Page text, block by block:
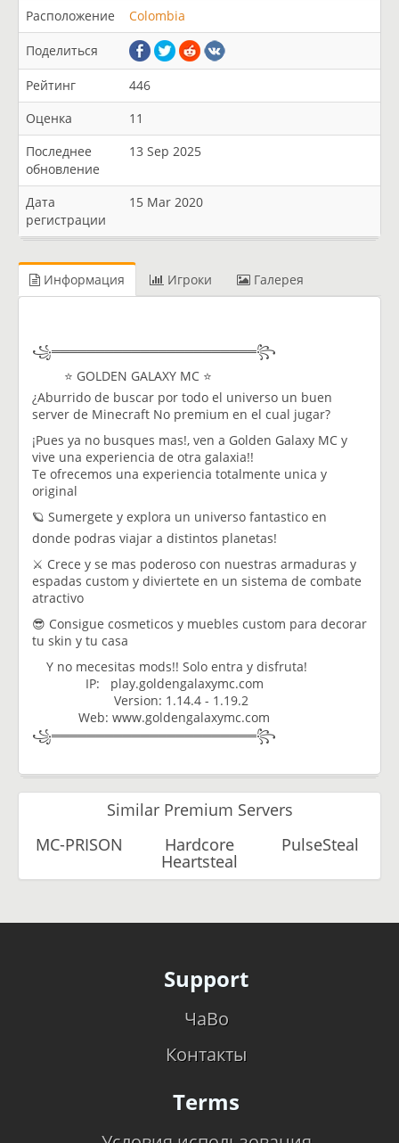
Расположение Colombia
Поделиться
Рейтинг
446
Оценка
11
Последнее
обновление
13 Sep 2025
Дата
регистрации
15 Mar 2020
Информация Игроки Галерея
꧁═══════════════════════꧂
⭐ GOLDEN GALAXY MC ⭐
¿Aburrido de buscar por todo el universo un buen
server de Minecraft No premium en el cual jugar?
¡Pues ya no busques mas!, ven a Golden Galaxy MC y
vive una experiencia de otra galaxia!!
Te ofrecemos una experiencia totalmente unica y
original
🪐 Sumergete y explora un universo fantastico en
donde podras viajar a distintos planetas!
⚔️ Crece y se mas poderoso con nuestras armaduras y
espadas custom y diviertete en un sistema de combate
atractivo
😎 Consigue cosmeticos y muebles custom para decorar
tu skin y tu casa
Y no mecesitas mods!! Solo entra y disfruta!
IP: play.goldengalaxymc.com
Version: 1.14.4 - 1.19.2
Web: www.goldengalaxymc.com
꧁═══════════════════════꧂
Similar Premium Servers
MC-PRISON
Hardcore
Heartsteal
PulseSteal
Support
ЧаВо
Контакты
Terms